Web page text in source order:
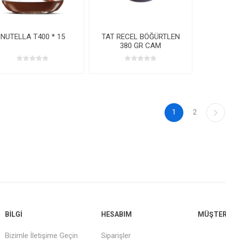
NUTELLA T400 * 15
TAT RECEL BÖĞÜRTLEN
380 GR CAM
1 2
BILGI
Bizimle İletişime Geçin
HESABIM
Siparişler